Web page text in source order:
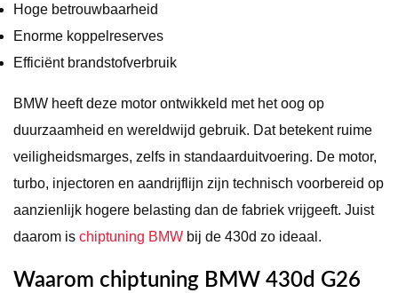
Hoge betrouwbaarheid
Enorme koppelreserves
Efficiënt brandstofverbruik
BMW heeft deze motor ontwikkeld met het oog op
duurzaamheid en wereldwijd gebruik. Dat betekent ruime
veiligheidsmarges, zelfs in standaarduitvoering. De motor,
turbo, injectoren en aandrijflijn zijn technisch voorbereid op
aanzienlijk hogere belasting dan de fabriek vrijgeeft. Juist
daarom is chiptuning BMW bij de 430d zo ideaal.
Waarom chiptuning BMW 430d G26